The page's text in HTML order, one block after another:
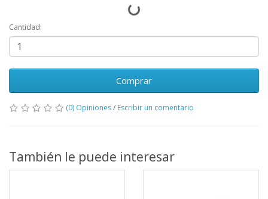
Cantidad:
Comprar
(0) Opiniones/ Escribir un comentario
También le puede interesar